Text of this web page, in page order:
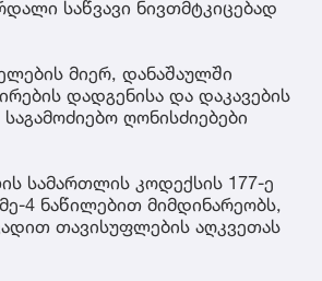
საწვავი ნივთმტკიცებად
მიერ, დანაშაულში
დადგენისა და დაკავების
ღონისძიებები
სამართლის კოდექსის 177-ე
4 ნაწილებით მიმდინარეობს,
თავისუფლების აღკვეთას